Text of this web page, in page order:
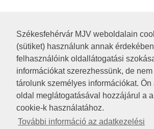
Székesfehérvár MJV weboldalain
(sütiket) használunk annak
felhasználóink oldallátogatási
információkat szerezhessünk, de nem
tárolunk személyes információkat. Ön
oldal meglátogatásával hozzájárul a a
cookie-k használatához.
További információ az adatkezelési
RSS
A HONLAP 2017.03.31-I ÁLLAPOTA
JOGI NYILATKOZAT
IMPRESSZUM